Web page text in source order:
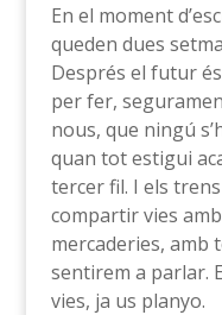
En el moment
queden dues
Després el futur
per fer,
nous, que ningú
quan tot estigui
tercer fil. I els
compartir vies
mercaderies, amb
sentirem a parlar.
vies, ja us planyo.